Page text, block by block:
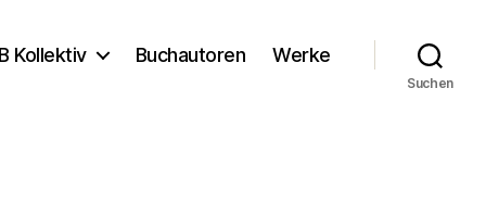
Kollektiv Buchautoren Werke
Suchen